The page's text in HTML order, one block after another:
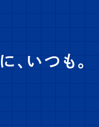
に、いつも。